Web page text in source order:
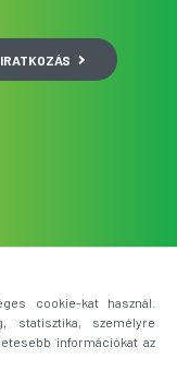
cookie-kat használ.
statisztika, személyre
információkat az